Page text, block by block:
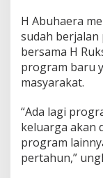
H Abuhaera
sudah berjalan
bersama H
program baru
masyarakat.
“Ada lagi
keluarga akan
program
pertahun,”